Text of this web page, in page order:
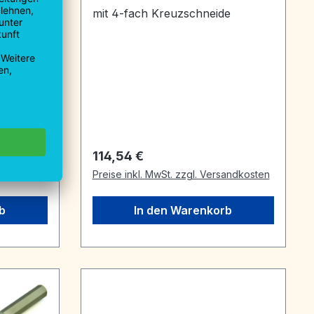
mit 4-fach Kreuzschneide
Regulärer Preis:
114,54 €
Preise inkl. MwSt. zzgl. Versandkosten
In den Warenkorb